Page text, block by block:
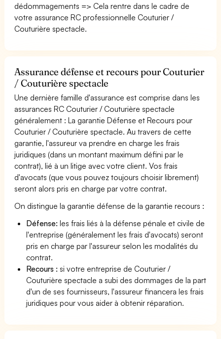
dédommagements => Cela rentre dans le cadre de
votre assurance RC professionnelle Couturier /
Couturière spectacle.
Assurance défense et recours pour Couturier
/ Couturière spectacle
Une dernière famille d'assurance est comprise dans les
assurances RC Couturier / Couturière spectacle
généralement : La garantie Défense et Recours pour
Couturier / Couturière spectacle. Au travers de cette
garantie, l'assureur va prendre en charge les frais
juridiques (dans un montant maximum défini par le
contrat), lié à un litige avec votre client. Vos frais
d'avocats (que vous pouvez toujours choisir librement)
seront alors pris en charge par votre contrat.
On distingue la garantie défense de la garantie recours :
Défense: les frais liés à la défense pénale et civile de
l'entreprise (généralement les frais d'avocats) seront
pris en charge par l'assureur selon les modalités du
contrat.
Recours : si votre entreprise de Couturier /
Couturière spectacle a subi des dommages de la part
d'un de ses fournisseurs, l'assureur financera les frais
juridiques pour vous aider à obtenir réparation.